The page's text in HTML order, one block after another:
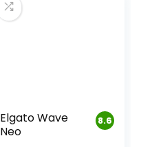
8.6
Elgato Wave
Neo